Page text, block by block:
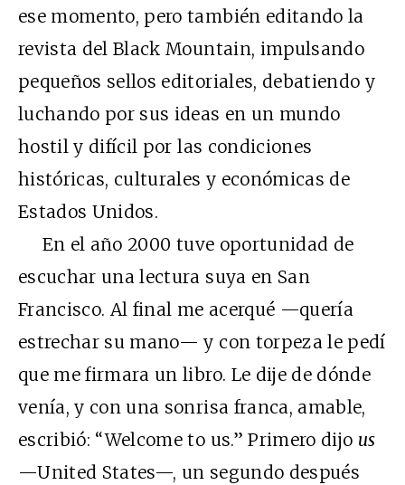
ese momento, pero también editando la
revista del Black Mountain, impulsando
pequeños sellos editoriales, debatiendo y
luchando por sus ideas en un mundo
hostil y difícil por las condiciones
históricas, culturales y económicas de
Estados Unidos.
En el año 2000 tuve oportunidad de
escuchar una lectura suya en San
Francisco. Al final me acerqué —quería
estrechar su mano— y con torpeza le pedí
que me firmara un libro. Le dije de dónde
venía, y con una sonrisa franca, amable,
escribió: “Welcome to us.” Primero dijo us
—United States—, un segundo después